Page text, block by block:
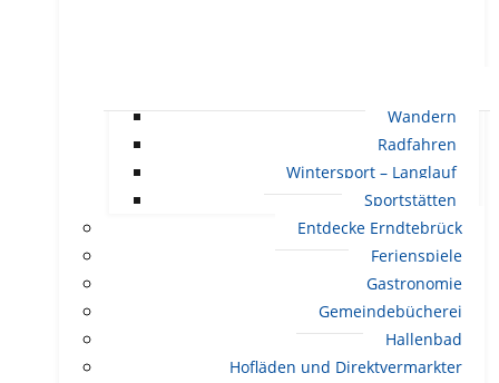
Wandern
Radfahren
Wintersport – Langlauf
Sportstätten
Entdecke Erndtebrück
Ferienspiele
Gastronomie
Gemeindebücherei
Hallenbad
Hofläden und Direktvermarkter